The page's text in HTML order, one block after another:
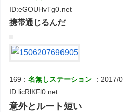
ID:eGOUHvTg0.net
携帯通じるんだ
169：名無しステーション
：2017/
ID:licRlKFl0.net
意外とルート短い